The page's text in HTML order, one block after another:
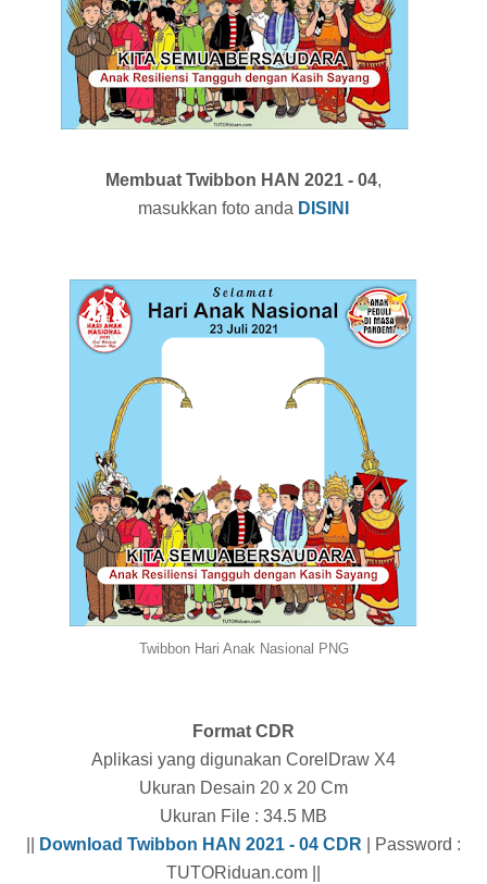
Membuat Twibbon HAN 2021 - 04,
masukkan foto anda DISINI
Twibbon Hari Anak Nasional PNG
Format CDR
Aplikasi yang digunakan CorelDraw X4
Ukuran Desain 20 x 20 Cm
Ukuran File : 34.5 MB
Download Twibbon HAN 2021 - 04 CDR | Password :
TUTORiduan.com ||